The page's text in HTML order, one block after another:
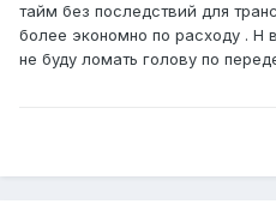
тайм без последствий для
более экономно по расходу . Н
не буду ломать голову по